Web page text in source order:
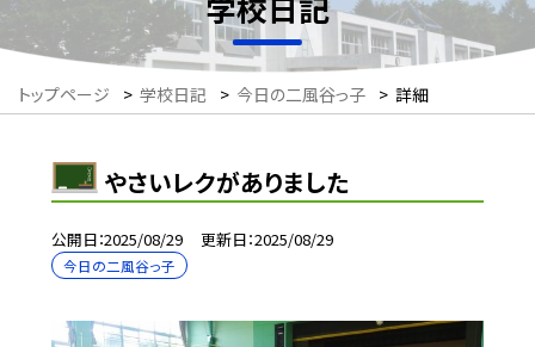
トップページ > 学校日記 > 今日の二風谷っ子 > 詳細
やさいレクがありました
公開日 2025/08/29 更新日 2025/08/29
今日の二風谷っ子